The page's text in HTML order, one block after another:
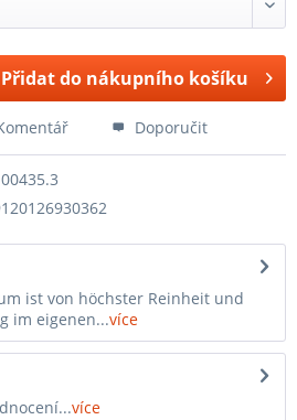
Přidat do nákupního košíku
Doporučit
ist von höchster Reinheit und
im eigenen...více
více